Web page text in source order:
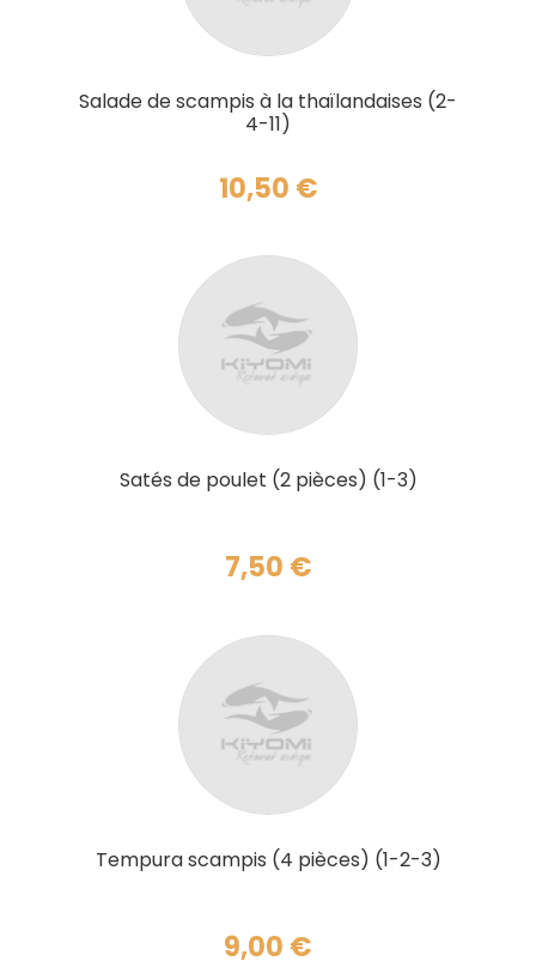
Salade de scampis à la thaïlandaises (2-
4-11)
10,50 €
Satés de poulet (2 pièces) (1-3)
7,50 €
Tempura scampis (4 pièces) (1-2-3)
9,00 €